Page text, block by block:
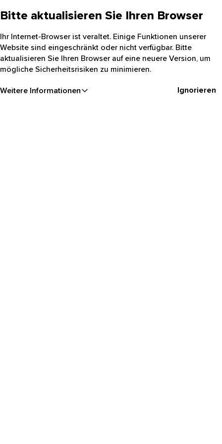
Bitte aktualisieren Sie Ihren Browser
Ihr Internet-Browser ist veraltet. Einige Funktionen unserer
Website sind eingeschränkt oder nicht verfügbar. Bitte
aktualisieren Sie Ihren Browser auf eine neuere Version, um
mögliche Sicherheitsrisiken zu minimieren.
Weitere Informationen Ignorieren